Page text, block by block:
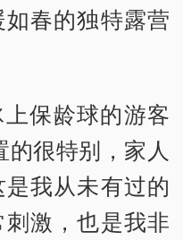
春的独特露营
保龄球的游客
的很特别，家人
我从未有过的
激，也是我非